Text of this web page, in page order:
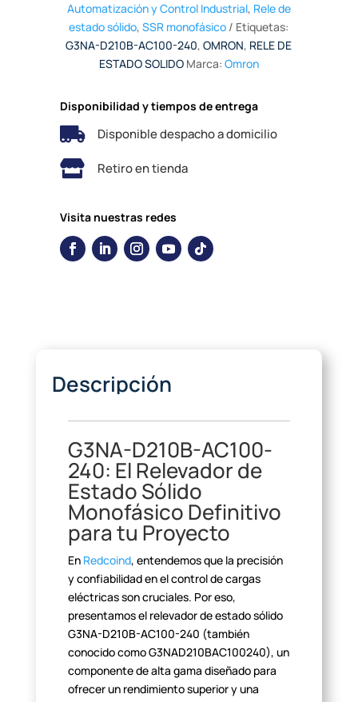
Automatización y Control Industrial, Rele de
estado sólido,SSR monofásico
Etiquetas:
G3NA-D210B-AC100-240,OMRON, RELE DE
ESTADO SOLIDO Marca: Omron
Disponibilidad y tiempos de entrega
 Disponible despacho a domicilio
 Retiro en tienda
Visita nuestras redes
Descripción
G3NA-D210B-AC100-
240: ElRelevador de
Estado Sólido
Monofásico Definitivo
para tu Proyecto
En Redcoind, entendemos que la precisión
y confiabilidad en el control de cargas
eléctricas son cruciales. Por eso,
presentamos el relevador de estado sólido
G3NA-D210B-AC100-240 (también
conocido como G3NAD210BAC100240), un
componente de alta gama diseñado para
ofrecer un rendimiento superior y una